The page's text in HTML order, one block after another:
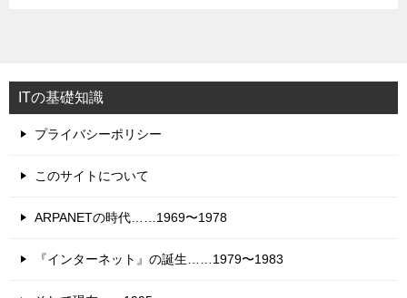
ITの基礎知識
プライバシーポリシー
このサイトについて
ARPANETの時代……1969〜1978
『インターネット』の誕生……1979〜1983